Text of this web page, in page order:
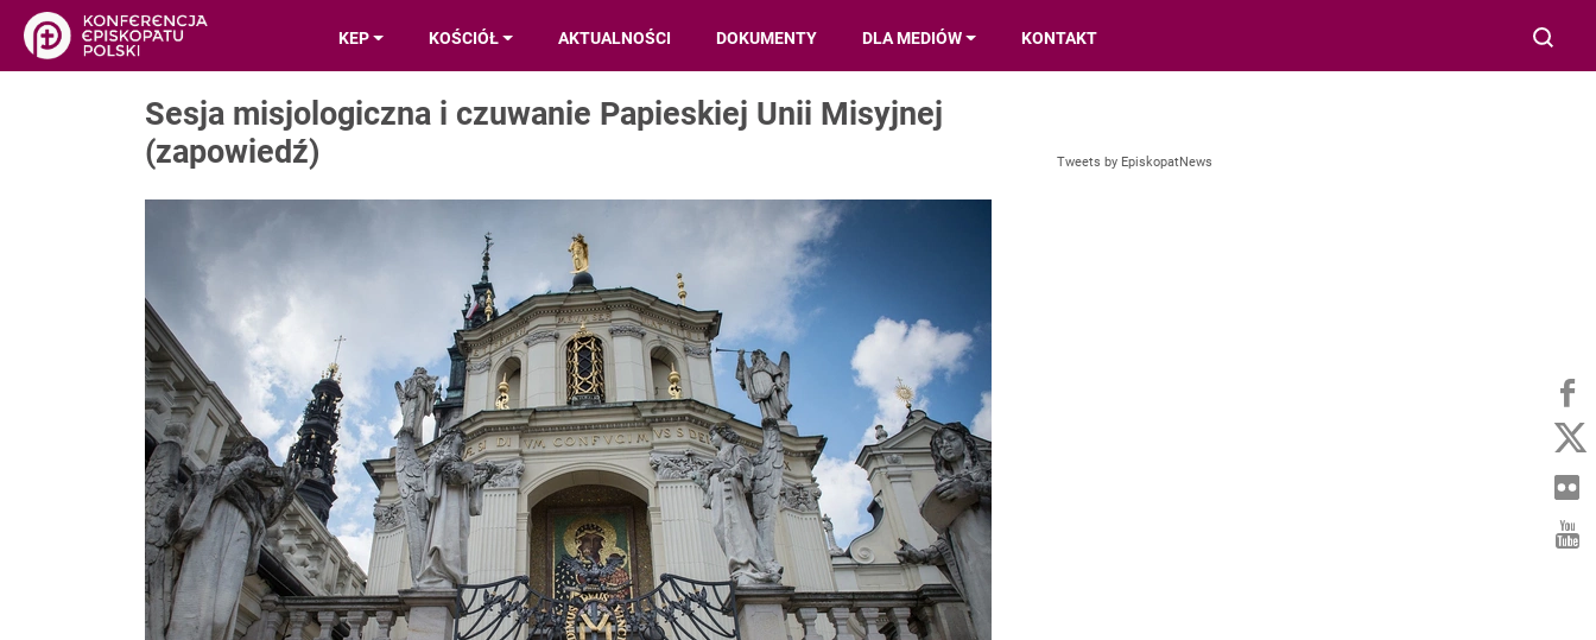
KEP KOŚCIÓŁ AKTUALNOŚCI DOKUMENTY DLA MEDIÓW KONTAKT
Sesja misjologiczna i czuwanie Papieskiej Unii Misyjnej
(zapowiedź)
Tweets by EpiskopatNews